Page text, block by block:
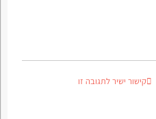
קישור ישיר לתגובה זו